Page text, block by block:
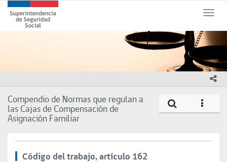
principalSuperintendencia
de
Seguridad
Gobierno
Compendio de Normas que regulan a
las Cajas de Compensación de
Asignación Familiar
icono
Código del trabajo, artículo 162